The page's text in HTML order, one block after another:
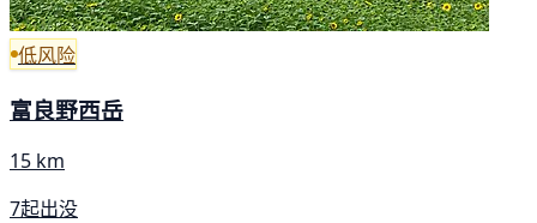
低风险
富良野西岳
15 km
7起出没